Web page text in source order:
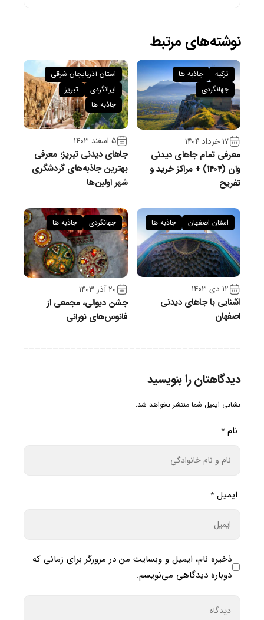
نوشته‌های مرتبط
۱۷ خرداد ۱۴۰۴
معرفی تمام جاهای دیدنی
وان (۱۴۰۴) + مراکز خرید و
تفریح
ترکیه
جاذبه ها
جهانگردی
۵ اسفند ۱۴۰۳
جاهای دیدنی تبریز؛ معرفی
بهترین جاذبه‌های گردشگری
شهر اولین‌ها
استان آذربایجان شرقی
ایرانگردی
تبریز
جاذبه ها
۱۲ دی ۱۴۰۳
آشنایی با جاهای دیدنی
اصفهان
استان اصفهان جاذبه ها
۲۰ آذر ۱۴۰۳
جشن دیوالی، مجمعی از
فانوس‌های نورانی
جهانگردی جاذبه ها
دیدگاهتان را بنویسید
نشانی ایمیل شما منتشر نخواهد شد.
نام *
ایمیل *
ذخیره نام، ایمیل و وبسایت من در مرورگر برای زمانی که
دوباره دیدگاهی می‌نویسم.